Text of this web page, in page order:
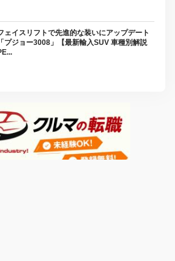
ェイスリフトで先進的な装いにアップデート
「プジョー3008」【最新輸入SUV 車種別解説